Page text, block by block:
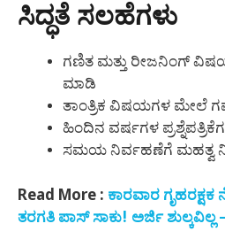
ಸಿದ್ಧತೆ ಸಲಹೆಗಳು
ಗಣಿತ ಮತ್ತು ರೀಜನಿಂಗ್
ಮಾಡಿ
ತಾಂತ್ರಿಕ ವಿಷಯಗಳ ಮೇಲೆ
ಹಿಂದಿನ ವರ್ಷಗಳ
ಸಮಯ ನಿರ್ವಹಣೆಗೆ ಮಹತ್ವ
Read More : ಕಾರವಾರ
ತರಗತಿ ಪಾಸ್ ಸಾಕು! ಅರ್ಜಿ